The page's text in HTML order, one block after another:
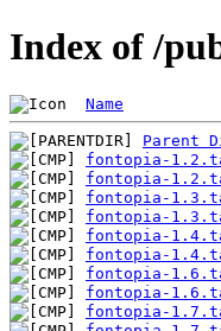
Index of /
Name
Parent
fontopia-
fontopia-
fontopia-
fontopia-
fontopia-
fontopia-
fontopia-
fontopia-
fontopia-